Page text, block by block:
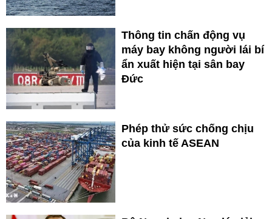
Thông tin chấn động vụ
máy bay không người lái bí
ẩn xuất hiện tại sân bay
Đức
Phép thử sức chống chịu
của kinh tế ASEAN